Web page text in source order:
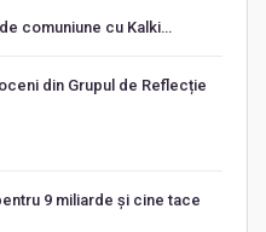
comuniune cu Kalki…
din Grupul de Reflecție
9 miliarde și cine tace